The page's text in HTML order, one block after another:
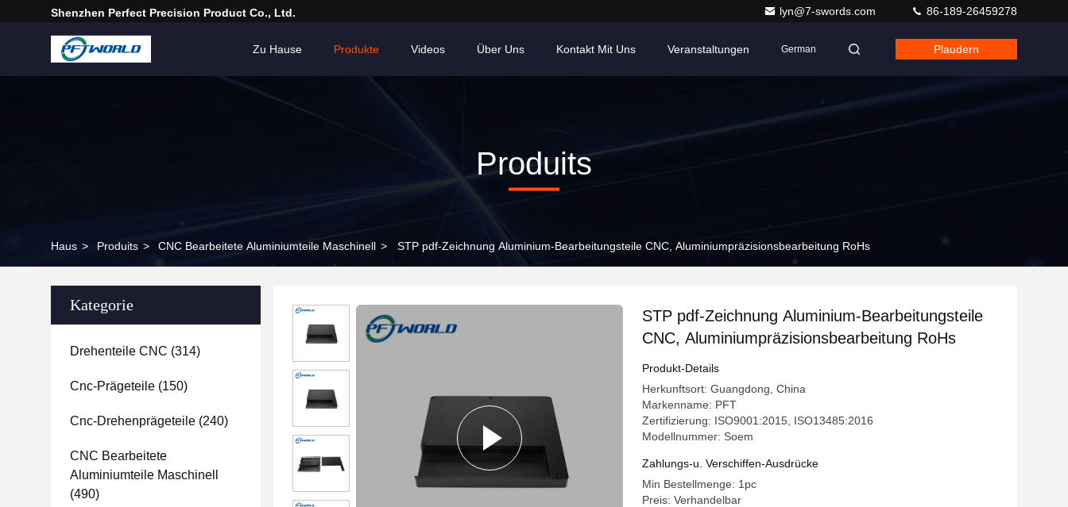
Shenzhen Perfect Precision Product Co., Ltd. lyn@7-swords.com 86-189-26459278
Zu Hause Produkte Videos Über Uns Kontakt Mit Uns Veranstaltungen German Plaudern
Produits
Haus > Produits > CNC Bearbeitete Aluminiumteile Maschinell > STP pdf-Zeichnung Aluminium-Bearbeitungsteile CNC, Aluminiumpräzisionsbearbeitung RoHs
Kategorie
Drehenteile CNC (314)
Cnc-Prägeteile (150)
Cnc-Drehenprägeteile (240)
CNC Bearbeitete
Aluminiumteile Maschinell
(490)
STP pdf-Zeichnung Aluminium-Bearbeitungsteile
CNC, Aluminiumpräzisionsbearbeitung RoHs
Produkt-Details
Herkunftsort: Guangdong, China
Markenname: PFT
Zertifizierung: ISO9001:2015, ISO13485:2016
Modellnummer: Soem
Zahlungs-u. Verschiffen-Ausdrücke
Min Bestellmenge: 1pc
Preis: Verhandelbar